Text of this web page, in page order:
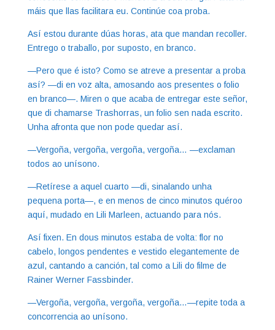
máis que llas facilitara eu. Continúe coa proba.
Así estou durante dúas horas, ata que mandan recoller.
Entrego o traballo, por suposto, en branco.
—Pero que é isto? Como se atreve a presentar a proba
así? —di en voz alta, amosando aos presentes o folio
en branco—. Miren o que acaba de entregar este señor,
que di chamarse Trashorras, un folio sen nada escrito.
Unha afronta que non pode quedar así.
—Vergoña, vergoña, vergoña, vergoña… —exclaman
todos ao unísono.
—Retírese a aquel cuarto —di, sinalando unha
pequena porta—, e en menos de cinco minutos quéroo
aquí, mudado en Lili Marleen, actuando para nós.
Así fixen. En dous minutos estaba de volta: flor no
cabelo, longos pendentes e vestido elegantemente de
azul, cantando a canción, tal como a Lili do filme de
Rainer Werner Fassbinder.
—Vergoña, vergoña, vergoña, vergoña…—repite toda a
concorrencia ao unísono.